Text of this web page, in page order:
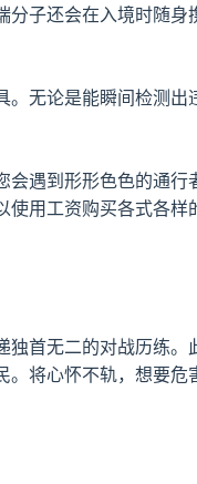
子还会在入境时随
无论是能瞬间检测
遇到形形色色的通
用工资购买各式各
首无二的对战历练
将心怀不轨，想要危